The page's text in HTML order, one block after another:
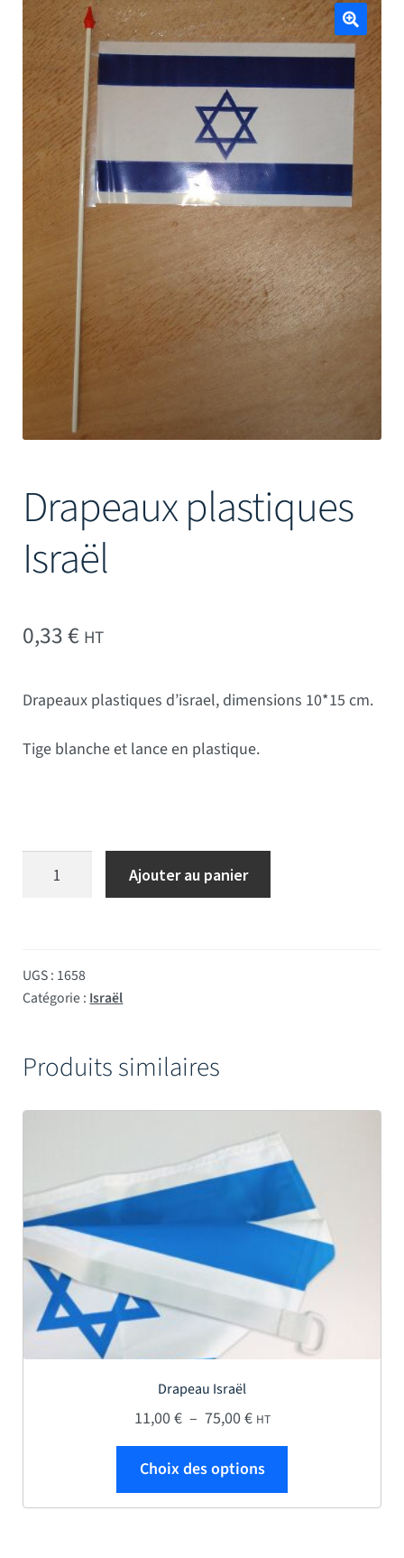
Mâts
🔍
Drapeaux plastiques
Israël
0,33€ HT
Drapeaux plastiques d’israel, dimensions 10*15 cm.
Tige blanche et lance en plastique.
quantité de Drapeaux plastiques Israël
Ajouter au panier
UGS : 1658
Catégorie : Israël
Produits similaires
Drapeau Israël
11,00€ – 75,00€Plage de prix : 11,00 €
HT
Choix des options